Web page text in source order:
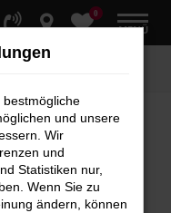
0
MENÜ
und unsere
Wir
und
Statistiken nur,
Wenn Sie zu
ändern, können